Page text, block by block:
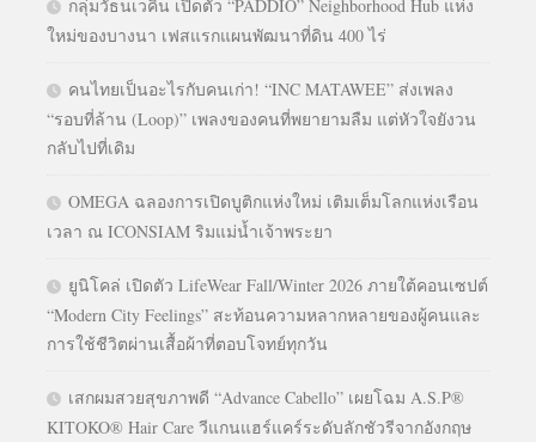
กลุ่มวัธนเวคิน เปิดตัว “PADDIO” Neighborhood Hub แห่ง
ใหม่ของบางนา เฟสแรกแผนพัฒนาที่ดิน 400 ไร่
คนไทยเป็นอะไรกับคนเก่า! “INC MATAWEE” ส่งเพลง
“รอบที่ล้าน (Loop)” เพลงของคนที่พยายามลืม แต่หัวใจยังวน
กลับไปที่เดิม
OMEGA ฉลองการเปิดบูติกแห่งใหม่ เติมเต็มโลกแห่งเรือน
เวลา ณ ICONSIAM ริมแม่น้ำเจ้าพระยา
ยูนิโคล่ เปิดตัว LifeWear Fall/Winter 2026 ภายใต้คอนเซปต์
“Modern City Feelings” สะท้อนความหลากหลายของผู้คนและ
การใช้ชีวิตผ่านเสื้อผ้าที่ตอบโจทย์ทุกวัน
เสกผมสวยสุขภาพดี “Advance Cabello” เผยโฉม A.S.P®
KITOKO® Hair Care วีแกนแฮร์แคร์ระดับลักชัวรีจากอังกฤษ